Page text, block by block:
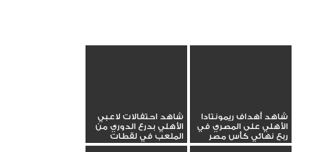
شاهد أهداف ريمونتادا
الأهلي على المصري في
ربع نهائي كأس مصر
شاهد احتفالات لاعبي
الأهلي بدرع الدوري من
الملعب في لقطات
تعرض...